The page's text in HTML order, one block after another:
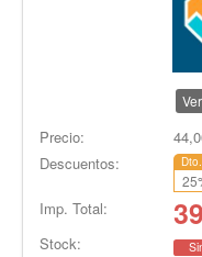
Precio:
Descuentos:
25
Imp. Total:
Stock: